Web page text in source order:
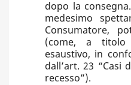
dopo la
medesimo
Consumatore,
(come, a titolo
esaustivo, in
dall’art. 23 “Casi
recesso”).